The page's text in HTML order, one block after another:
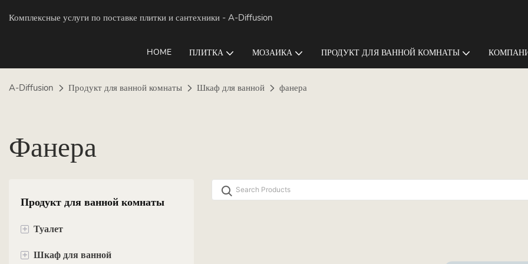
Комплексные услуги по поставке плитки и сантехники - A-Diffusion
HOME ПЛИТКА МОЗАИКА ПРОДУКТ ДЛЯ ВАННОЙ КОМНАТЫ
A-Diffusion Продукт для ванной комнаты Шкаф для ванной фанера
Фанера
Продукт для ванной комнаты
+ Туалет
Подвесной унитаз
+ Шкаф для ванной